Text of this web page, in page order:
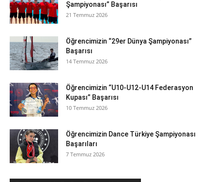
Şampiyonası” Başarısı
21 Temmuz 2026
Öğrencimizin “29er Dünya Şampiyonası”
Başarısı
14 Temmuz 2026
Öğrencimizin “U10-U12-U14 Federasyon
Kupası” Başarısı
10 Temmuz 2026
Öğrencimizin Dance Türkiye Şampiyonası
Başarıları
7 Temmuz 2026